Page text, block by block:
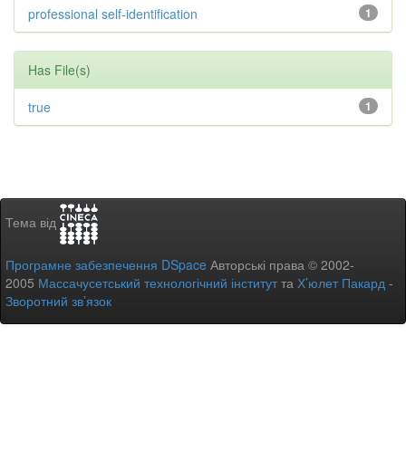
1
professional self-identification
Has File(s)
1
true
Тема від
Програмне забезпечення DSpace Авторські права © 2002-
2005 Массачусетський технологічний інститутта Х’юлет Пакард -
Зворотний зв’язок